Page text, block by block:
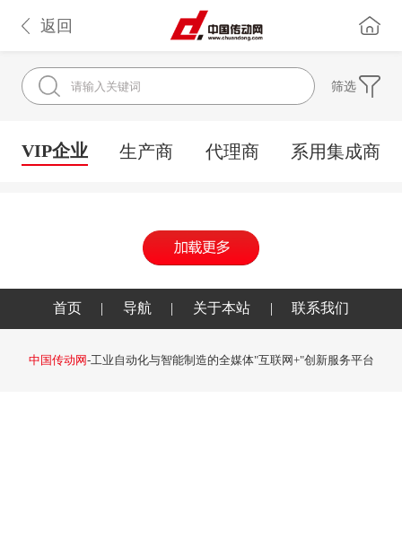
返回
筛选
VIP企业 生产商 代理商 系用集成商
首页 | 导航 | 关于本站 | 联系我们
中国传动网-工业自动化与智能制造的全媒体"互联网+"创新服务平台